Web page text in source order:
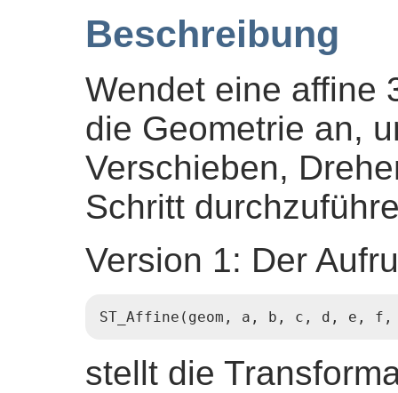
Beschreibung
Wendet eine affine
die Geometrie an,
Verschieben,
Schritt
Version 1: Der
ST_Affine(geom, a, b, c, d,
stellt die